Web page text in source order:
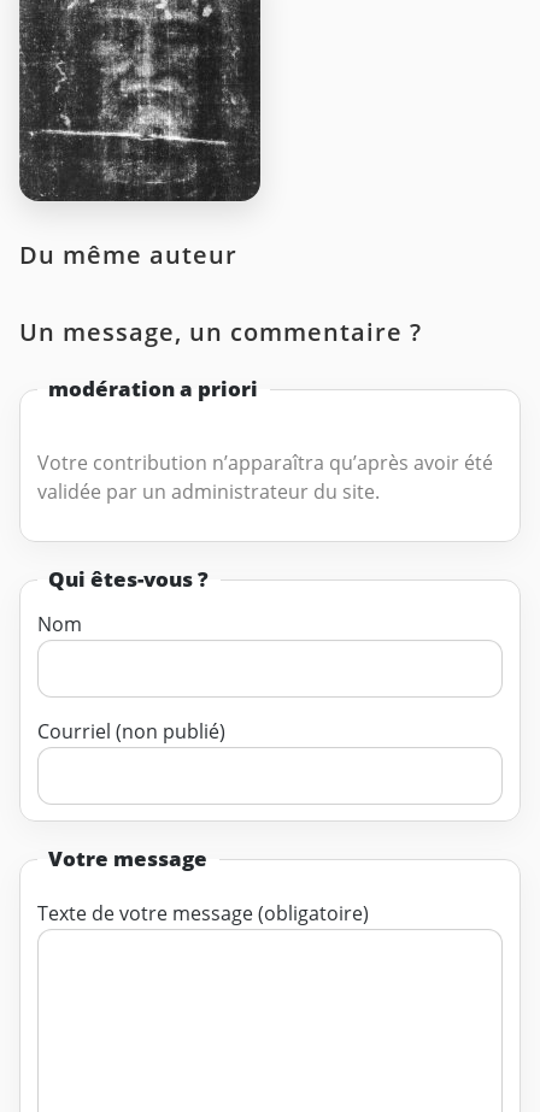
Du même auteur
Un message, un commentaire ?
modération a priori
Votre contribution n’apparaîtra qu’après avoir été
validée par un administrateur du site.
Qui êtes-vous ?
Nom
Courriel (non publié)
Votre message
Texte de votre message (obligatoire)